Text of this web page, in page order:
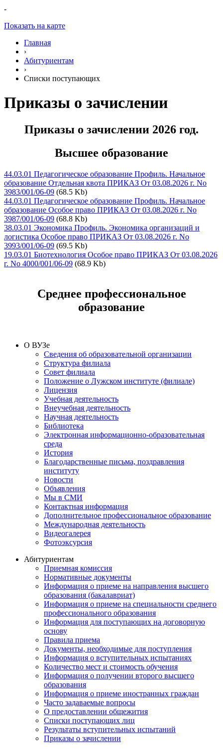
-
Показать на карте
Главная
›
Абитуриентам
›
Списки поступающих
Приказы о зачислении
Приказы о зачислении 2026 год.
Высшее образование
44.03.01 Педагогическое образование Профиль. Начальное
образование Отдельная квота ПРИКАЗ От 03.08.2026 г. No
3983/001/06-09 (68.5 Kb)
44.03.01 Педагогическое образование Профиль. Начальное
образование Особое право ПРИКАЗ От 03.08.2026 г. No
3987/001/06-09 (68.8 Kb)
38.03.01 Экономика Профиль. Экономика организаций и
логистика Особое право ПРИКАЗ От 03.08.2026 г. No
3993/001/06-09 (69.5 Kb)
19.03.01 Биотехнология Особое право ПРИКАЗ От 03.08.2026
г. No 4000/001/06-09 (68.9 Kb)
Среднее профессиональное
образование
О ВУЗе
Сведения об образовательной организации
Структура филиала
Совет филиала
Положение о Лужском институте (филиале)
Лицензия
Учебная деятельность
Внеучебная деятельность
Научная деятельность
Библиотека
Электронная информационно-образовательная
среда
История
Благодарственные письма, поздравления
институту
Новости
Объявления
Мы в СМИ
Контактная информация
Дополнительное профессиональное образование
Международная деятельность
Видеогалерея
Фотоэксурсия
Абитуриентам
Приемная комиссия
Нормативные документы
Информация о приеме на направления высшего
образования (бакалавриат)
Информация о приеме на специальности среднего
профессионального образования
Информация для поступающих на договорную
основу
Правила приема
Документы, необходимые для поступления
Информация о вступительных испытаниях
Количество мест и стоимость обучения
Информация о получении второго высшего
образования
Информация о приеме иностранных граждан
Часто задаваемые вопросы
О предоставлении общежития
Списки поступающих лиц
Результаты вступительных испытаний
Приказы о зачислении